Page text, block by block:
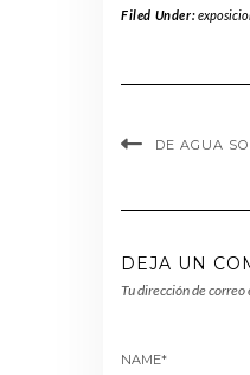
Filed Under:
DE AGUA
DEJA UN
Tu dirección de
NAME*